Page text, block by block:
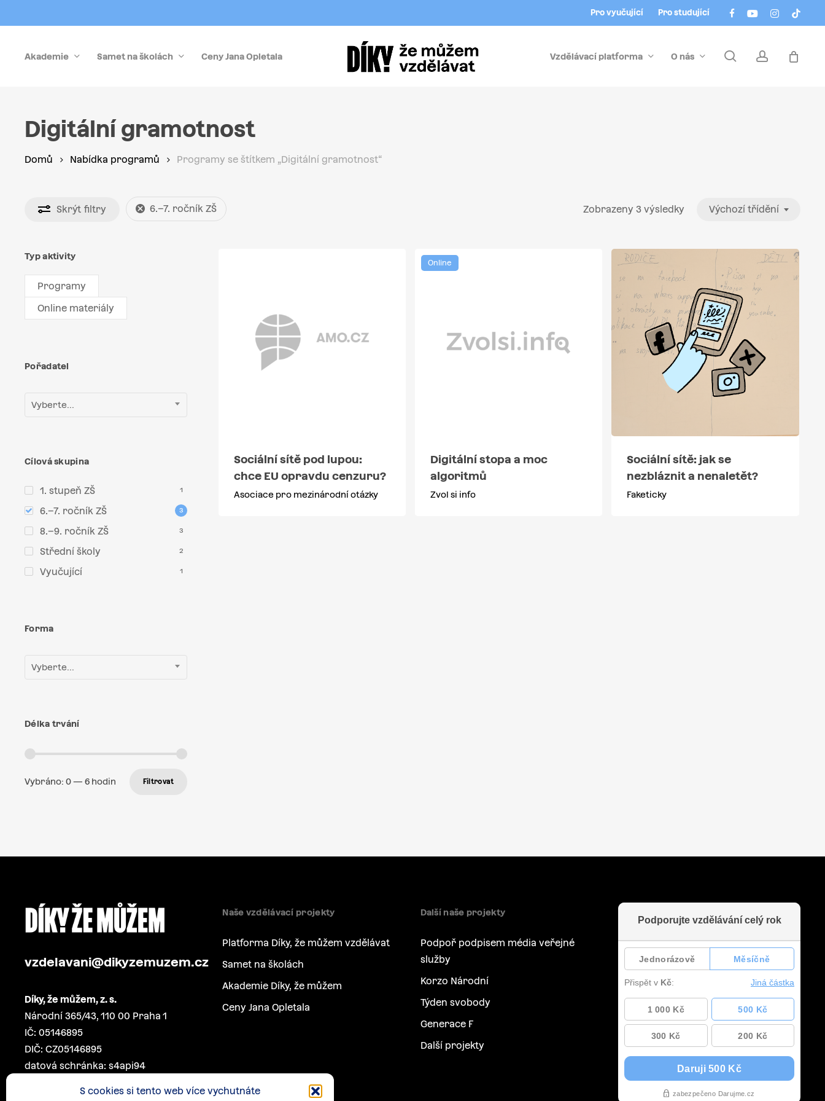
S cookies si tento web více vychutnáte
to
content
facebookyoutubeinstagram
tiktok
Pro vyučující Pro studující
Akademie Samet na školách Ceny Jana Opletala Vzdělávací platforma O nás searchaccount
Digitální gramotnost
Domů Nabídka programů Programy se štítkem „Digitální gramotnost“
Skrýt filtry 6.–7. ročník ZŠ Zobrazeny 3 výsledky Výchozí třídění
Typ aktivity
Programy
Online materiály
Pořadatel
Vyberte...
Cílová skupina
1. stupeň ZŠ 1
6.–7. ročník ZŠ 3
8.–9. ročník ZŠ 3
Střední školy 2
Vyučující 1
Forma
Vyberte...
Délka trvání
Vybráno: 0— 6 hodin Filtrovat
Sociální sítě pod lupou:
chce EU opravdu cenzuru?
Asociace pro mezinárodní otázky
Online
Digitální stopa a moc
algoritmů
Zvol si info
Sociální sítě: jak se
nezbláznit a nenaletět?
Faketicky
vzdelavani@dikyzemuzem.cz
Díky, že můžem, z. s.
Národní 365/43, 110 00 Praha 1
IČ: 05146895
DIČ: CZ05146895
datová schránka: s4api94
Naše vzdělávací projekty
Platforma Díky, že můžem vzdělávat
Samet na školách
Akademie Díky, že můžem
Ceny Jana Opletala
Další naše projekty
Podpoř podpisem média veřejné
služby
Korzo Národní
Týden svobody
Generace F
Další projekty
Menu